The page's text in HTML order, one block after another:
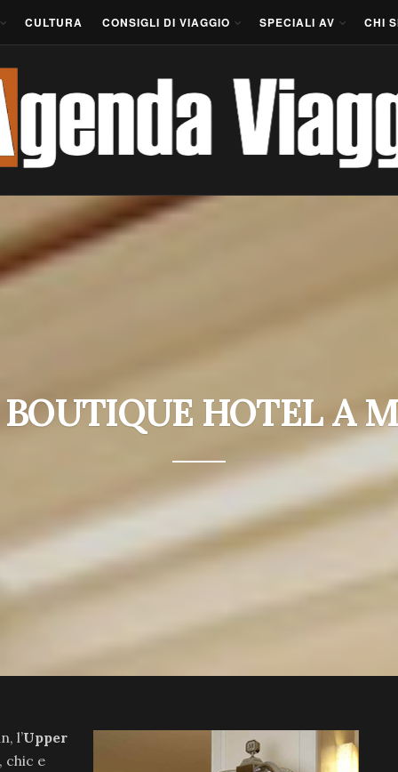
CULTURA CONSIGLI DI VIAGGIO SPECIALI AV CHI
HOTEL A
l’Upper
chic e